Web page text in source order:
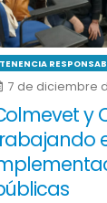
TENENCIA
7 de diciembre
y